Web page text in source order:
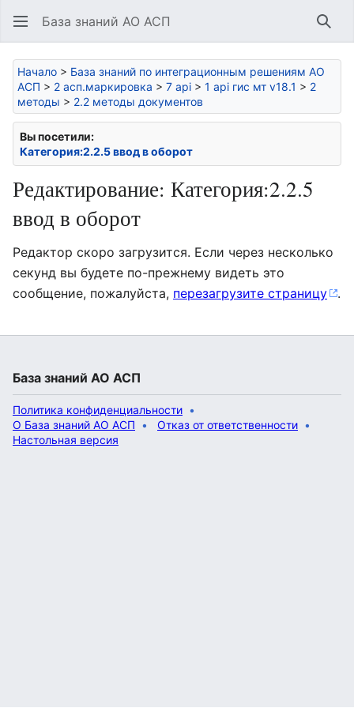
База знаний АО АСП
Начало > База знаний по интеграционным решениям АО
АСП > 2 асп.маркировка > 7 api > 1 api гис мт v18.1 > 2
методы > 2.2 методы документов
Вы посетили:
Категория:2.2.5 ввод в оборот
Редактирование: Категория:2.2.5
ввод в оборот
Редактор скоро загрузится. Если через несколько
секунд вы будете по-прежнему видеть это
сообщение, пожалуйста, перезагрузите страницу .
База знаний АО АСП
Политика конфиденциальности
О База знаний АО АСП
Отказ от ответственности
Настольная версия